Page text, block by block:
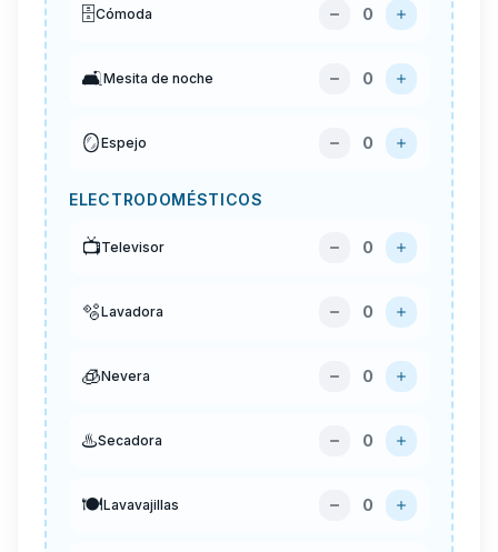
🗄️Cómoda 0
🛋️Mesita de noche 0
🪞Espejo 0
ELECTRODOMÉSTICOS
📺Televisor 0
🫧Lavadora 0
🧊Nevera 0
♨️Secadora 0
🍽️Lavavajillas 0